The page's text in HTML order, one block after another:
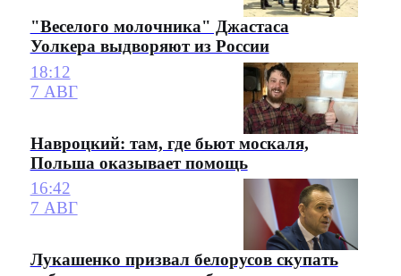
"Веселого молочника" Джастаса
Уолкера выдворяют из России
18:12
7 АВГ
Навроцкий: там, где бьют москаля,
Польша оказывает помощь
16:42
7 АВГ
Лукашенко призвал белорусов скупать